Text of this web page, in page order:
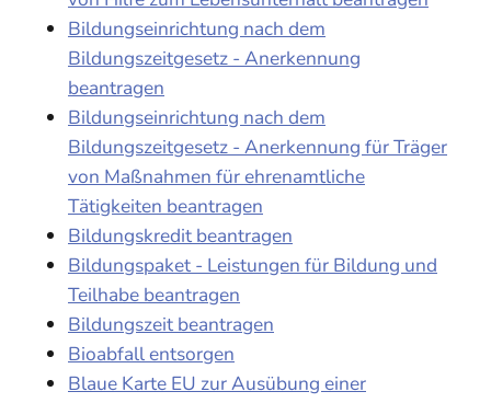
Bildungseinrichtung nach dem
Bildungszeitgesetz - Anerkennung
beantragen
Bildungseinrichtung nach dem
Bildungszeitgesetz - Anerkennung für Träger
von Maßnahmen für ehrenamtliche
Tätigkeiten beantragen
Bildungskredit beantragen
Bildungspaket - Leistungen für Bildung und
Teilhabe beantragen
Bildungszeit beantragen
Bioabfall entsorgen
Blaue Karte EU zur Ausübung einer